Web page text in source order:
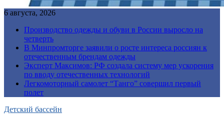
6 августа, 2026
Производство одежды и обуви в России выросло на
четверть
В Минпромторге заявили о росте интереса россиян к
отечественным брендам одежды
Эксперт Максимов: РФ создала систему мер ускорения
по вводу отечественных технологий
Легкомоторный самолет “Танго” совершил первый
полет
Детский бассейн